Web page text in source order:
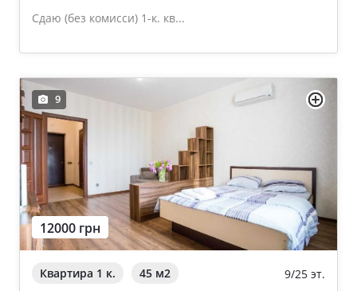
Сдаю (без комисси) 1-к. кв...
9
12000 грн
Квартира 1 к. 45 м2 9/25 эт.